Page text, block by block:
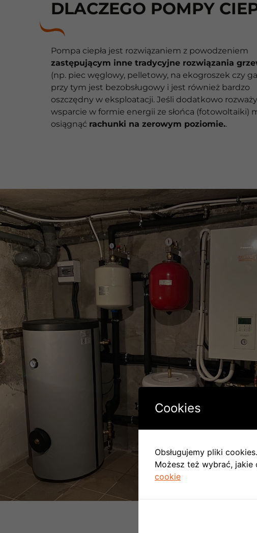
DLACZEGO POMPY
Pompa ciepła jest rozwiązaniem z powodzeniem
zastępującym inne tradycyjne rozwiązania
(np. piec węglowy, pelletowy, na ekogroszek czy
przy tym jest bezobsługowy i jest również bardzo
oszczędny w eksploatacji. Jeśli dodatkowo
wsparcie w formie energii ze słońca (fotowoltaiki)
osiągnąć rachunki na zerowym poziomie..
Cookies
Obsługujemy pliki
Możesz też wybrać, jakie
cookie